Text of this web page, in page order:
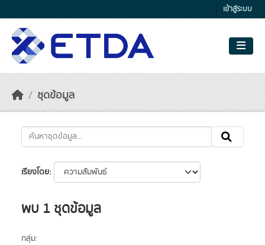
เข้าสู่ระบบ
ชุดข้อมูล
เรียงโดย
พบ 1 ชุดข้อมูล
กลุ่ม: